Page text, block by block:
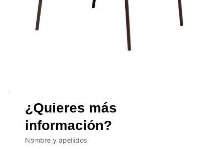
¿Quieres más
información?